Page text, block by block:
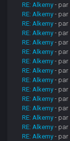
RE: Alkemy - par
RE: Alkemy - par
RE: Alkemy - par
RE: Alkemy - par
RE: Alkemy - par
RE: Alkemy - par
RE: Alkemy - par
RE: Alkemy - par
RE: Alkemy - par
RE: Alkemy - par
RE: Alkemy - par
RE: Alkemy - par
RE: Alkemy - par
RE: Alkemy - par
RE: Alkemy - par